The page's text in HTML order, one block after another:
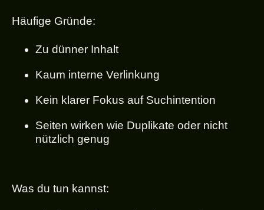
Häufige Gründe:
Zu dünner Inhalt
Kaum interne Verlinkung
Kein klarer Fokus auf Suchintention
Seiten wirken wie Duplikate oder nicht
nützlich genug
Was du tun kannst: